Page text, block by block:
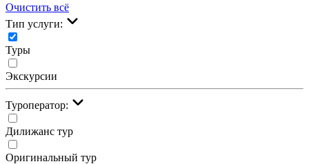
Очистить всё
Тип услуги:
Туры
Экскурсии
Туроператор:
Дилижанс тур
Оригинальный тур